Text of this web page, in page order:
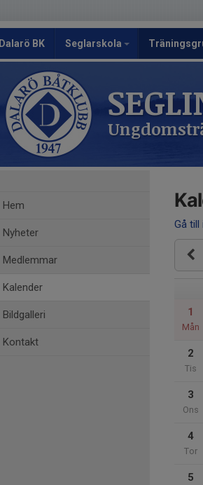
Dalarö BK Seglarskola
Hem
Nyheter
Medlemmar
Kalender
Bildgalleri
Kontakt
Gå till
1
Mån
2
Tis
3
Ons
4
Tor
5